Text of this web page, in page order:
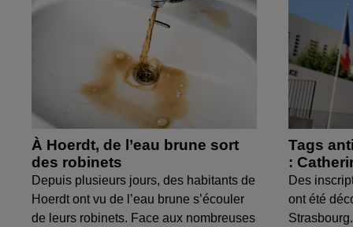
À Hoerdt, de l’eau brune sort
des robinets
Depuis plusieurs jours, des habitants de
Hoerdt ont vu de l’eau brune s’écouler
de leurs robinets. Face aux nombreuses
Tags
:
Des
ont été